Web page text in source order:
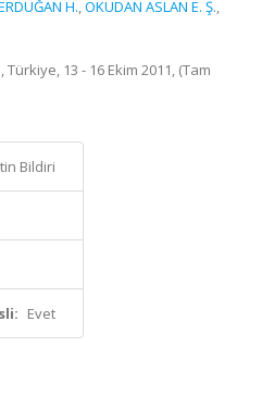
H.,OKUDAN ASLAN E. Ş.,
13 - 16 Ekim 2011, (Tam
Bildiri
Evet